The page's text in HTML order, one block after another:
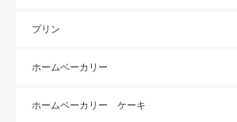
プリン
ホームベーカリー
ホームベーカリー ケーキ